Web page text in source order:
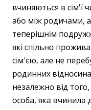
вчиняються в сім'ї
або між родичами,
теперішнім
які спільно
сім'єю, але не
родинних
незалежно від
особа, яка вчинила